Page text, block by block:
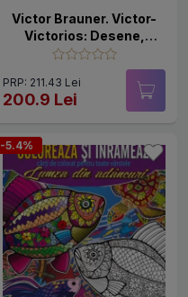
Victor Brauner. Victor-
Victorios: Desene,
Gravuri, Obiecte,
PRP: 211.43 Lei
200.9 Lei
-5.4%